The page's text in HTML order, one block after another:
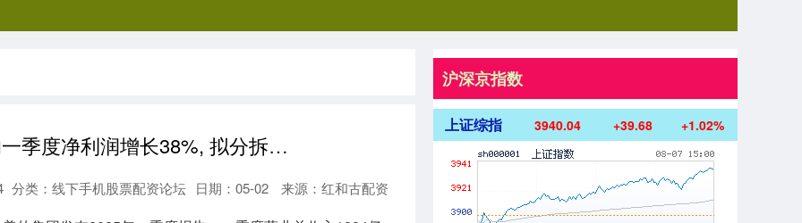
配资股网 美的一季度净利润增长38%, 拟分拆安得智联赴港上市
日期：05-02 来源：红和古配资
分类： 线下手机股票配资论坛
沪深京指数
上证综指 3940.04 +39.68 +1.02%